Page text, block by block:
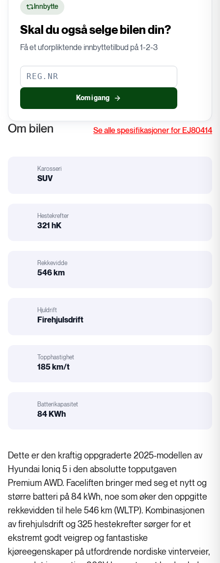
Innbytte
Skal du også selge bilen din?
Få et uforpliktende innbyttetilbud på 1-2-3
Kom i gang
Om bilen Se alle spesifikasjoner for EJ80414
Karosseri
SUV
Hestekrefter
321 hK
Rekkevidde
546 km
Hjuldrift
Firehjulsdrift
Topphastighet
185 km/t
Batterikapasitet
84 KWh
Dette er den kraftig oppgraderte 2025-modellen av
Hyundai Ioniq 5 i den absolutte topputgaven
Premium AWD. Faceliften bringer med seg et nytt og
større batteri på 84 kWh, noe som øker den oppgitte
rekkevidden til hele 546 km (WLTP). Kombinasjonen
av firehjulsdrift og 325 hestekrefter sørger for et
ekstremt godt veigrep og fantastiske
kjøreegenskaper på utfordrende nordiske vinterveier,